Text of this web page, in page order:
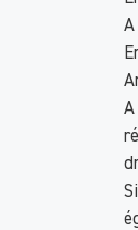
A